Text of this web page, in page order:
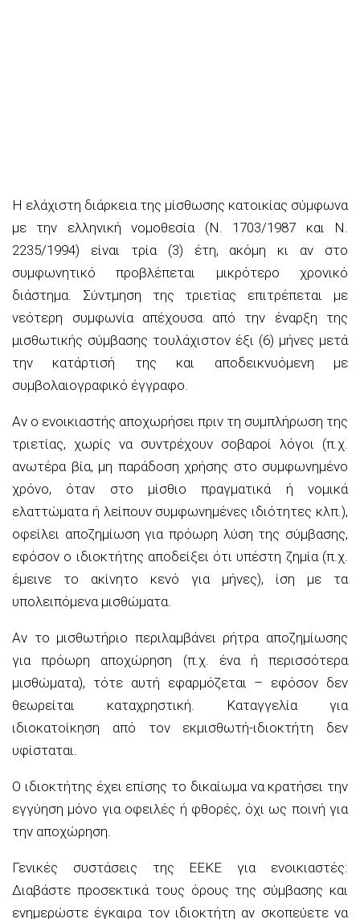
Η ελάχιστη διάρκεια της μίσθωσης κατοικίας σύμφωνα
με την ελληνική νομοθεσία (Ν. 1703/1987 και Ν.
2235/1994) είναι τρία (3) έτη, ακόμη κι αν στο
συμφωνητικό προβλέπεται μικρότερο χρονικό
διάστημα. Σύντμηση της τριετίας επιτρέπεται με
νεότερη συμφωνία απέχουσα από την έναρξη της
μισθωτικής σύμβασης τουλάχιστον έξι (6) μήνες μετά
την κατάρτισή της και αποδεικνυόμενη με
συμβολαιογραφικό έγγραφο.
Αν ο ενοικιαστής αποχωρήσει πριν τη συμπλήρωση της
τριετίας, χωρίς να συντρέχουν σοβαροί λόγοι (π.χ.
ανωτέρα βία, μη παράδοση χρήσης στο συμφωνημένο
χρόνο, όταν στο μίσθιο πραγματικά ή νομικά
ελαττώματα ή λείπουν συμφωνημένες ιδιότητες κλπ.),
οφείλει αποζημίωση για πρόωρη λύση της σύμβασης,
εφόσον ο ιδιοκτήτης αποδείξει ότι υπέστη ζημία (π.χ.
έμεινε το ακίνητο κενό για μήνες), ίση με τα
υπολειπόμενα μισθώματα.
Αν το μισθωτήριο περιλαμβάνει ρήτρα αποζημίωσης
για πρόωρη αποχώρηση (π.χ. ένα ή περισσότερα
μισθώματα), τότε αυτή εφαρμόζεται – εφόσον δεν
θεωρείται καταχρηστική. Καταγγελία για
ιδιοκατοίκηση από τον εκμισθωτή-ιδιοκτήτη δεν
υφίσταται.
Ο ιδιοκτήτης έχει επίσης το δικαίωμα να κρατήσει την
εγγύηση μόνο για οφειλές ή φθορές, όχι ως ποινή για
την αποχώρηση.
Γενικές συστάσεις της ΕΕΚΕ για ενοικιαστές:
Διαβάστε προσεκτικά τους όρους της σύμβασης και
ενημερώστε έγκαιρα τον ιδιοκτήτη αν σκοπεύετε να